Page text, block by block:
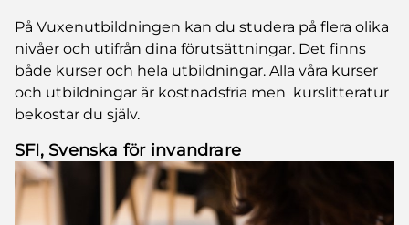
På Vuxenutbildningen kan du studera på flera olika
nivåer och utifrån dina förutsättningar. Det finns
både kurser och hela utbildningar. Alla våra kurser
och utbildningar är kostnadsfria men kurslitteratur
bekostar du själv.
SFI, Svenska för invandrare